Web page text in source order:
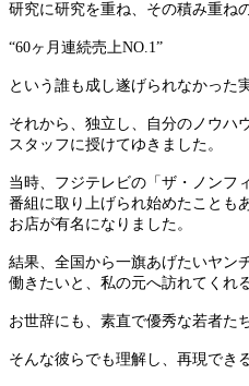
研究に研究を重ね、その積み重ね
“60ヶ月連続売上NO.1”
という誰も成し遂げられなかった
それから、独立し、自分のノウハ
スタッフに授けてゆきました。
当時、フジテレビの「ザ・ノンフ
番組に取り上げられ始めたことも
お店が有名になりました。
結果、全国から一旗あげたいヤン
働きたいと、私の元へ訪れてくれ
お世辞にも、素直で優秀な若者た
そんな彼らでも理解し、再現でき